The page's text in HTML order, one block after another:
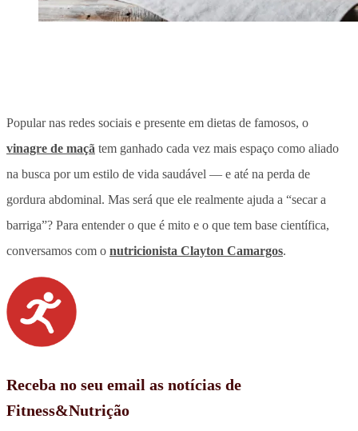
Popular nas redes sociais e presente em dietas de famosos, o
vinagre de maçã tem ganhado cada vez mais espaço como aliado
na busca por um estilo de vida saudável — e até na perda de
gordura abdominal. Mas será que ele realmente ajuda a “secar a
barriga”? Para entender o que é mito e o que tem base científica,
conversamos com o nutricionista Clayton Camargos.
Receba no seu email as notícias de
Fitness&Nutrição